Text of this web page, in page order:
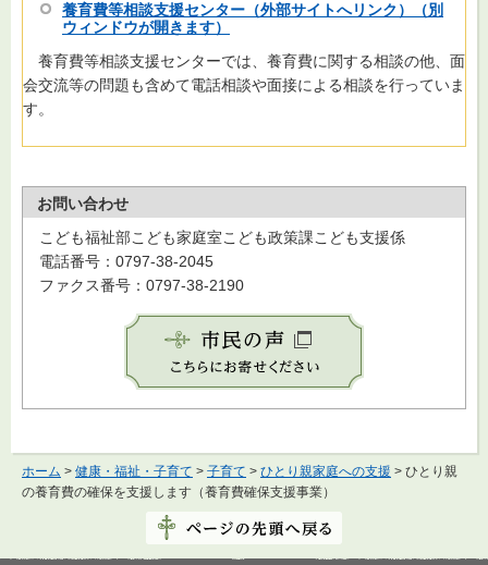
養育費等相談支援センター（外部サイトへリンク）（別
ウィンドウが開きます）
養育費等相談支援センターでは、養育費に関する相談の他、面
会交流等の問題も含めて電話相談や面接による相談を行っていま
す。
お問い合わせ
こども福祉部こども家庭室こども政策課こども支援係
電話番号：0797-38-2045
ファクス番号：0797-38-2190
ホーム > 健康・福祉・子育て > 子育て > ひとり親家庭への支援 > ひとり親
の養育費の確保を支援します（養育費確保支援事業）